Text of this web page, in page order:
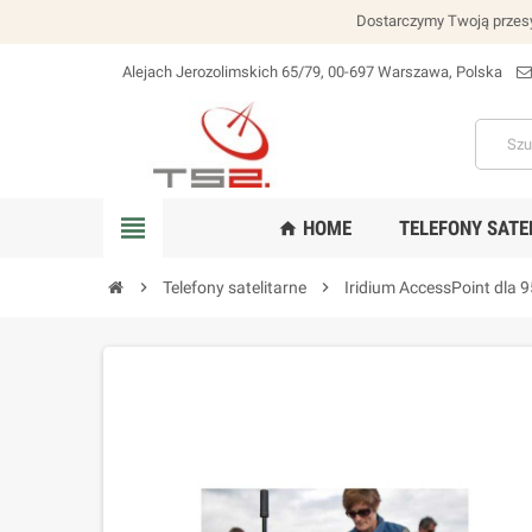
Dostarczymy Twoją
lokalizacja_na
Alejach Jerozolimskich 65/79, 00-697 Warszawa, Polska
view_headline home HOME TELEFONY
chevron_right Telefony satelitarne chevron_right Iridium AccessPoint dla